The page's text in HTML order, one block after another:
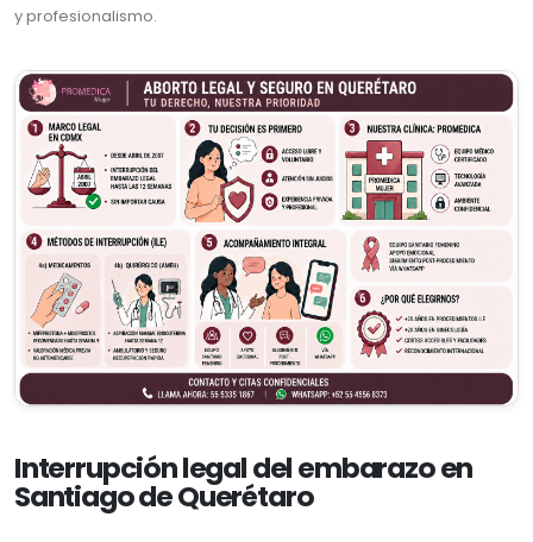
y profesionalismo.
Interrupción legal del embarazo en
Santiago de Querétaro